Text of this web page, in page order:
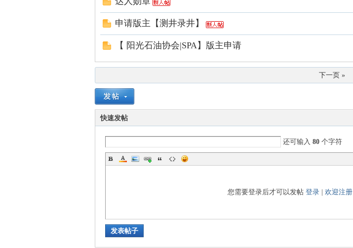
申请版主【测井录井】
【 阳光石油协会|SPA】版主申请
下一页 »
快速发帖
还可输入 80 个字符
您需要登录后才可以发帖 登录| 欢迎注册
发表帖子